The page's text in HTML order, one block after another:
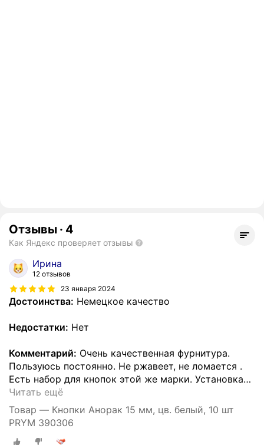
Отзывы · 4
Как Яндекс проверяет отзывы
Ирина
12 отзывов
23 января 2024
Достоинства: Немецкое качество
Недостатки: Нет
Комментарий: Очень качественная фурнитура.
Пользуюсь постоянно. Не ржавеет, не ломается .
Есть набор для кнопок этой же марки. Установка…
Читать ещё
Товар — Кнопки Анорак 15 мм, цв. белый, 10 шт
PRYM 390306